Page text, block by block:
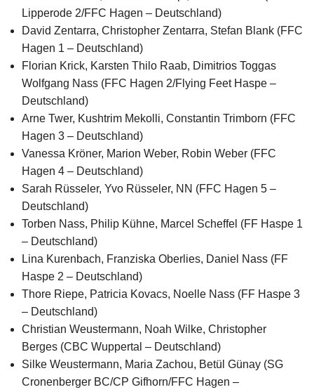
Lipperode 2/FFC Hagen – Deutschland)
David Zentarra, Christopher Zentarra, Stefan Blank (FFC
Hagen 1 – Deutschland)
Florian Krick, Karsten Thilo Raab, Dimitrios Toggas
Wolfgang Nass (FFC Hagen 2/Flying Feet Haspe –
Deutschland)
Arne Twer, Kushtrim Mekolli, Constantin Trimborn (FFC
Hagen 3 – Deutschland)
Vanessa Kröner, Marion Weber, Robin Weber (FFC
Hagen 4 – Deutschland)
Sarah Rüsseler, Yvo Rüsseler, NN (FFC Hagen 5 –
Deutschland)
Torben Nass, Philip Kühne, Marcel Scheffel (FF Haspe 1
– Deutschland)
Lina Kurenbach, Franziska Oberlies, Daniel Nass (FF
Haspe 2 – Deutschland)
Thore Riepe, Patricia Kovacs, Noelle Nass (FF Haspe 3
– Deutschland)
Christian Weustermann, Noah Wilke, Christopher
Berges (CBC Wuppertal – Deutschland)
Silke Weustermann, Maria Zachou, Betül Günay (SG
Cronenberger BC/CP Gifhorn/FFC Hagen –